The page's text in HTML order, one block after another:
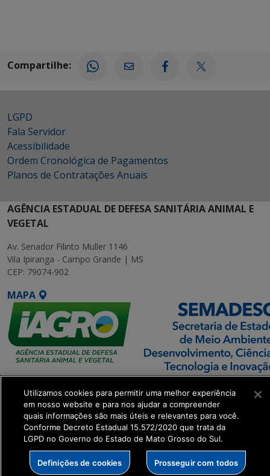
Compartilhe:
LGPD
Fala Servidor
Acessibilidade
Ordem Cronológica de Pagamentos
Planos de Contratações Anuais
AGÊNCIA ESTADUAL DE DEFESA SANITÁRIA ANIMAL E
VEGETAL
Av. Senador Filinto Muller 1146
Vila Ipiranga - Campo Grande | MS
CEP: 79074-902
MAPA
SETDIG | Secretaria-
Executiva de
Transformação Digital
get_footer();
Utilizamos cookies para permitir uma melhor experiência
em nosso website e para nos ajudar a compreender
quais informações são mais úteis e relevantes para você.
Conforme Decreto Estadual 15.572/2020 que trata da
LGPD no Governo do Estado de Mato Grosso do Sul.
Definições de cookies Prosseguir com todos